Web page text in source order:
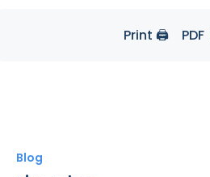
Print 🖨 PDF
Blog